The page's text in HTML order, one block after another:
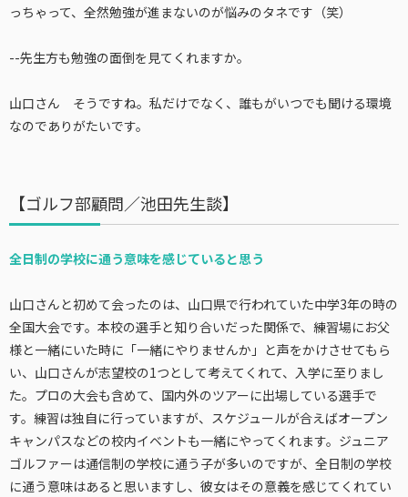
っちゃって、全然勉強が進まないのが悩みのタネです（笑）
--先生方も勉強の面倒を見てくれますか。
山口さん そうですね。私だけでなく、誰もがいつでも聞ける環境
なのでありがたいです。
【ゴルフ部顧問／池田先生談】
全日制の学校に通う意味を感じていると思う
山口さんと初めて会ったのは、山口県で行われていた中学3年の時の
全国大会です。本校の選手と知り合いだった関係で、練習場にお父
様と一緒にいた時に「一緒にやりませんか」と声をかけさせてもら
い、山口さんが志望校の1つとして考えてくれて、入学に至りまし
た。プロの大会も含めて、国内外のツアーに出場している選手で
す。練習は独自に行っていますが、スケジュールが合えばオープン
キャンパスなどの校内イベントも一緒にやってくれます。ジュニア
ゴルファーは通信制の学校に通う子が多いのですが、全日制の学校
に通う意味はあると思いますし、彼女はその意義を感じてくれてい